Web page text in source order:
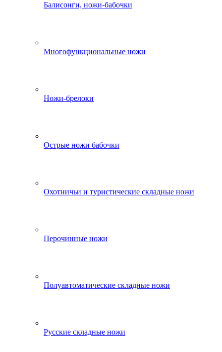
Балисонги, ножи-бабочки
Многофункциональные ножи
Ножи-брелоки
Острые ножи бабочки
Охотничьи и туристические складные ножи
Перочинные ножи
Полуавтоматические складные ножи
Русские складные ножи